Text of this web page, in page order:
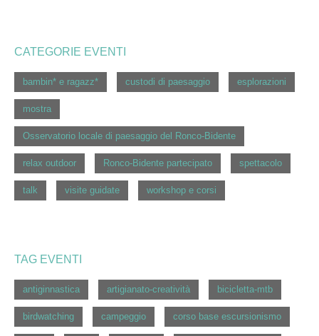
CATEGORIE EVENTI
bambin* e ragazz* custodi di paesaggio esplorazioni
mostra
Osservatorio locale di paesaggio del Ronco-Bidente
relax outdoor Ronco-Bidente partecipato spettacolo
talk visite guidate workshop e corsi
TAG EVENTI
antiginnastica artigianato-creatività bicicletta-mtb
birdwatching campeggio corso base escursionismo